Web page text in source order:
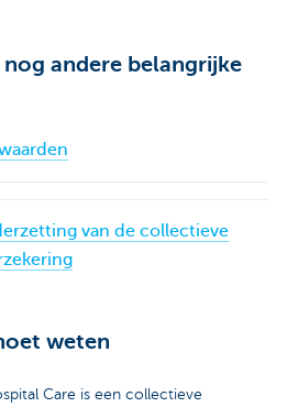
andere belangrijke
van de collectieve
weten
Care is een collectieve